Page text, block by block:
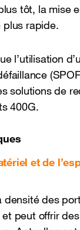
tôt, la mise
plus rapide.
l’utilisation
solutions de
400G.
et de
densité des
peut offrir